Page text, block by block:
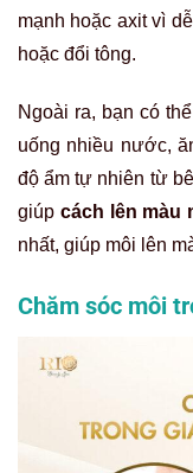
mạnh hoặc axit vì
hoặc đổi tông.
Ngoài ra, bạn có
uống nhiều nước,
độ ẩm tự nhiên từ
giúp cách lên màu
nhất, giúp môi lên
Chăm sóc môi